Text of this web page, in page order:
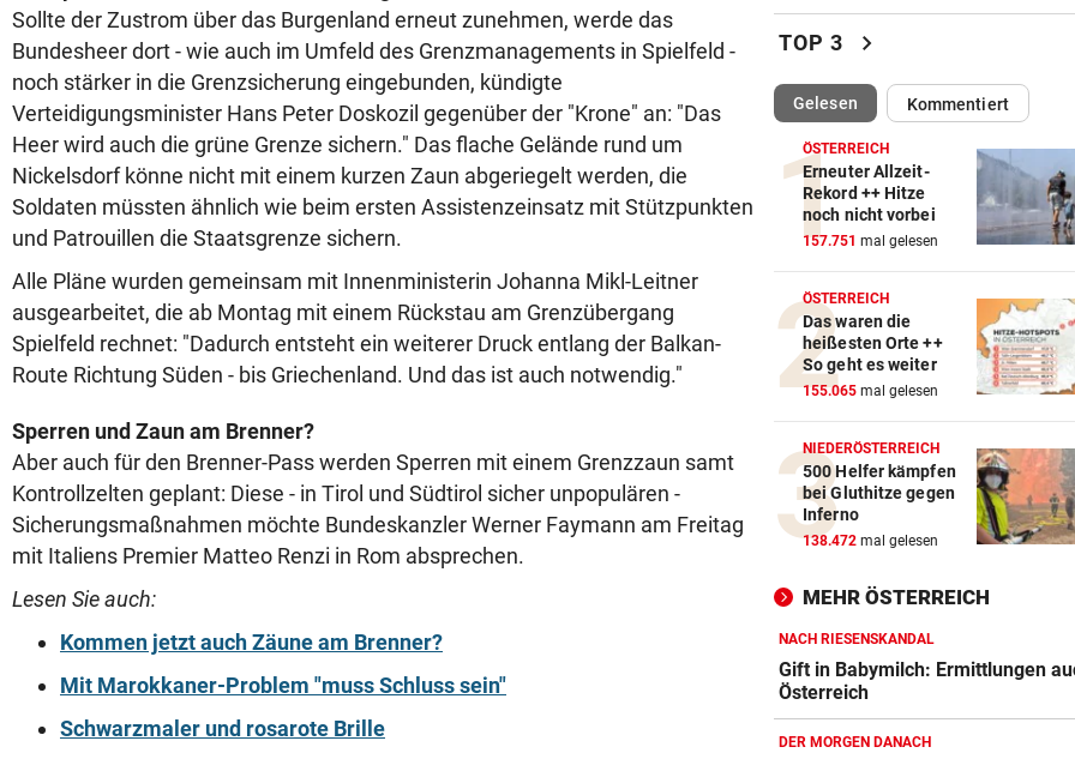
Sollte der Zustrom über das Burgenland erneut zunehmen, werde das
Bundesheer dort - wie auch im Umfeld des Grenzmanagements in Spielfeld -
noch stärker in die Grenzsicherung eingebunden, kündigte
Verteidigungsminister Hans Peter Doskozil gegenüber der "Krone" an: "Das
Heer wird auch die grüne Grenze sichern." Das flache Gelände rund um
Nickelsdorf könne nicht mit einem kurzen Zaun abgeriegelt werden, die
Soldaten müssten ähnlich wie beim ersten Assistenzeinsatz mit Stützpunkten
und Patrouillen die Staatsgrenze sichern.
Alle Pläne wurden gemeinsam mit Innenministerin Johanna Mikl-Leitner
ausgearbeitet, die ab Montag mit einem Rückstau am Grenzübergang
Spielfeld rechnet: "Dadurch entsteht ein weiterer Druck entlang der Balkan-
Route Richtung Süden - bis Griechenland. Und das ist auch notwendig."
Sperren und Zaun am Brenner?
Aber auch für den Brenner-Pass werden Sperren mit einem Grenzzaun samt
Kontrollzelten geplant: Diese - in Tirol und Südtirol sicher unpopulären -
Sicherungsmaßnahmen möchte Bundeskanzler Werner Faymann am Freitag
mit Italiens Premier Matteo Renzi in Rom absprechen.
Lesen Sie auch:
Kommen jetzt auch Zäune am Brenner?
Mit Marokkaner-Problem "muss Schluss sein"
Schwarzmaler und rosarote Brille
Klassek ist der Jannik Sinner
Tennis-Unterhaus
NACH JUSTIZ-NIEDERLAGE
Trump will nun gegen
„Geburtstourismus“
JUBEL NACH 2:1-SIEG vor
Geburtstagsbier als
Austria-Kapitän
HÜRDEN-ASS BEI EM: vor
„Ich versuche bewusst,
darum zu machen“
DREI WEHREN IM EINSATZ
Wegen Feuer in Sauna
Haus eingeäschert
PERFEKTER ZIELEINLAUF vor
Feurstein sprintet bei
Guadeloupe-Tour zum Sieg
SIMPLE TAKTIK vor
Hacker greifen Wall Street
Telefon-Trick an
TOP 3 chevron_right
Gelesen(ausgewählt)Kommentiert
ÖSTERREICH
Erneuter Allzeit-
Rekord ++ Hitze
noch nicht vorbei
157.751 mal gelesen
ÖSTERREICH
Das waren die
heißesten Orte ++
So geht es weiter
155.065 mal gelesen
NIEDERÖSTERREICH
500 Helfer kämpfen
bei Gluthitze gegen
Inferno
138.472 mal gelesen
MEHR ÖSTERREICH
NACH RIESENSKANDAL
Gift in Babymilch: Ermittlungen
Österreich
DER MORGEN DANACH